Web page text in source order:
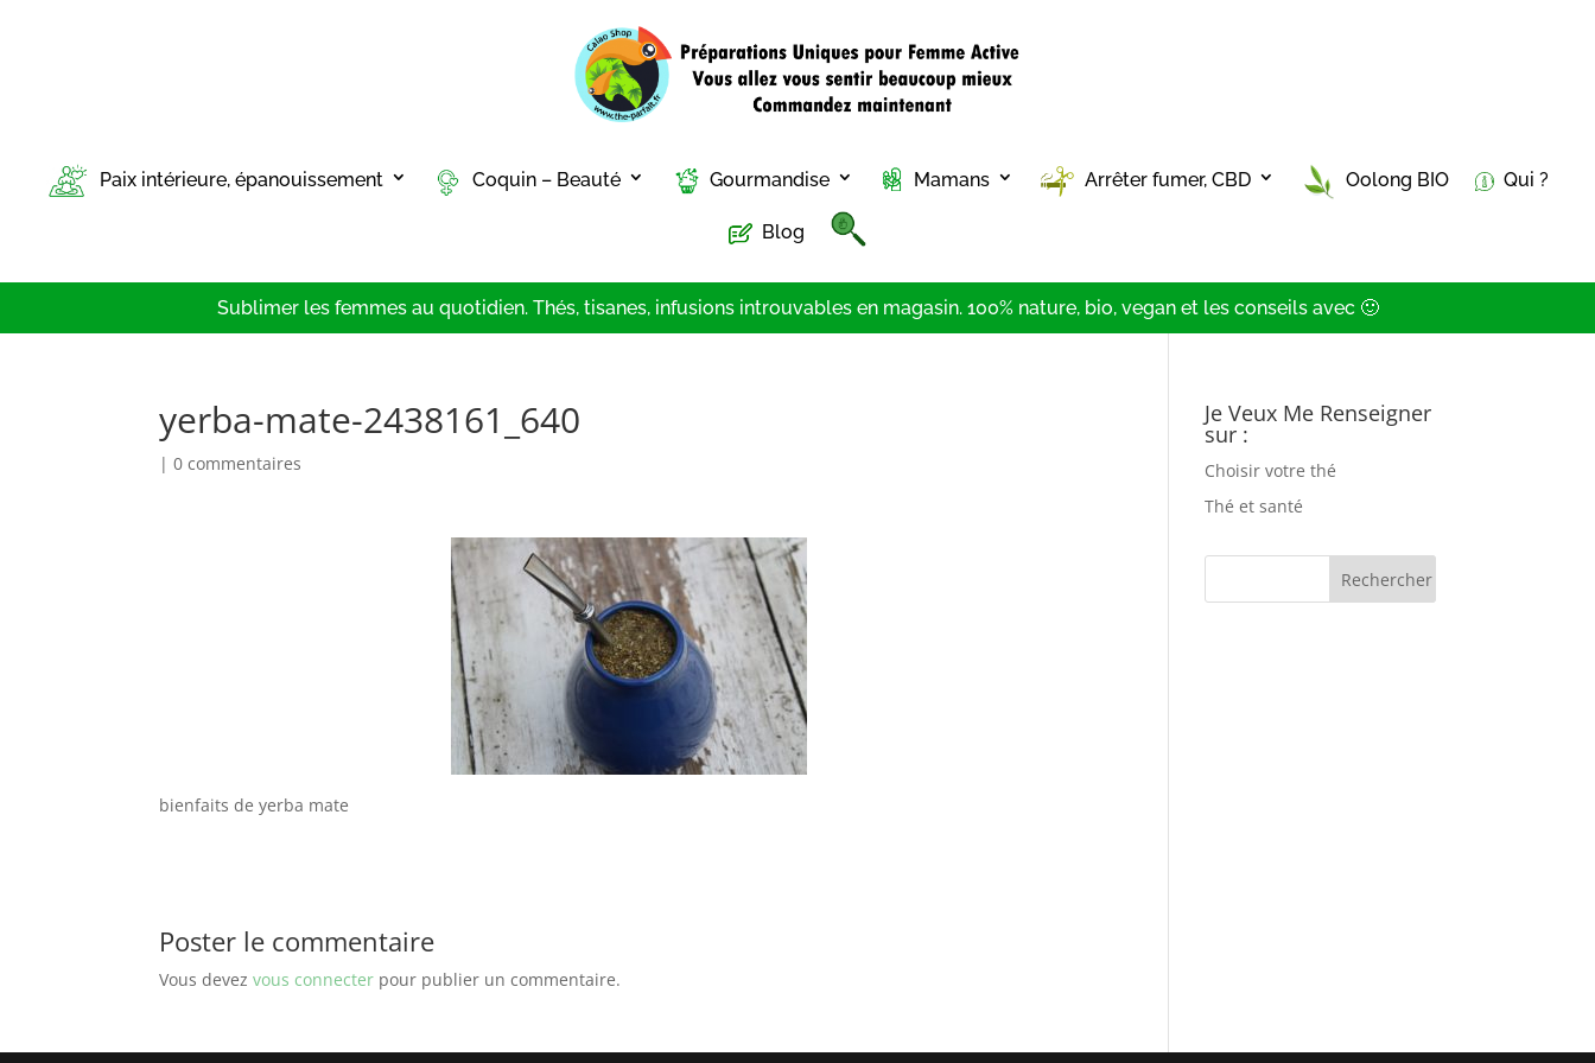
Paix intérieure, épanouissement Coquin – Beauté Gourmandise Mamans Arrêter fumer, CBD Oolong BIO Qui ?
Blog
Sublimer les femmes au quotidien. Thés, tisanes, infusions introuvables en magasin. 100% nature, bio, vegan et les conseils avec 🙂
yerba-mate-2438161_640
|0 commentaires
bienfaits de yerba mate
Poster le commentaire
Vous devezvous connecter pour publier un commentaire.
Je Veux Me Renseigner
sur :
Choisir votre thé
Thé et santé